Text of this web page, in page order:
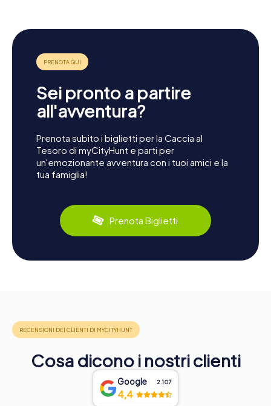
Sei pronto a partire
all'avventura?
Prenota subito i biglietti per la Caccia al
Tesoro di myCityHunt e parti per
un'emozionante avventura con i tuoi amici e la
tua famiglia!
Prenota Biglietti
Cosa dicono i nostri clienti
Google 2.107
4,4